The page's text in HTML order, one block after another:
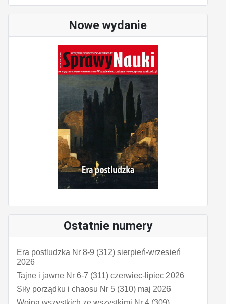
Nowe wydanie
Ostatnie numery
Era postludzka Nr 8-9 (312) sierpień-wrzesień
2026
Tajne i jawne Nr 6-7 (311) czerwiec-lipiec 2026
Siły porządku i chaosu Nr 5 (310) maj 2026